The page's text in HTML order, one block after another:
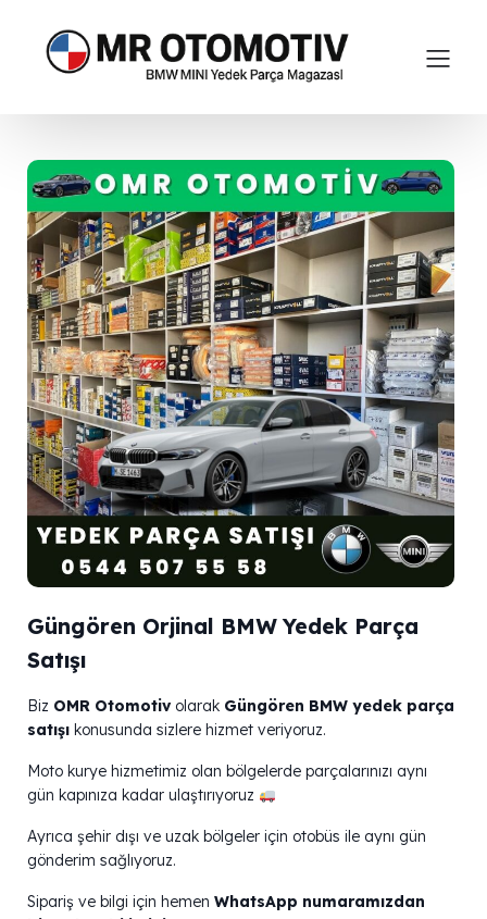
Güngören Orjinal BMW Yedek Parça
Satışı
Biz OMR Otomotivolarak Güngören BMW yedek parça
satışı konusunda sizlere hizmet veriyoruz.
Moto kurye hizmetimiz olan bölgelerde parçalarınızı aynı
gün kapınıza kadar ulaştırıyoruz
Ayrıca şehir dışı ve uzak bölgeler için otobüs ile aynı gün
gönderim sağlıyoruz.
Sipariş ve bilgi için hemen WhatsApp numaramızdan